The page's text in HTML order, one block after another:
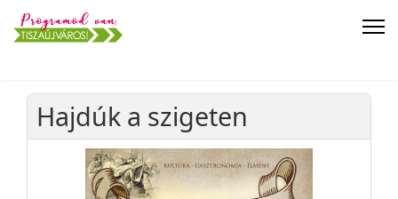
Hajdúk a szigeten